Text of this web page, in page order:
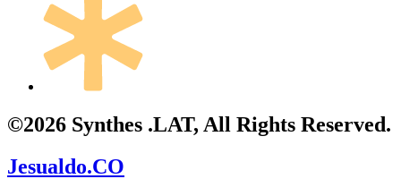
©2026 Synthes .LAT, All Rights Reserved.
Jesualdo.CO